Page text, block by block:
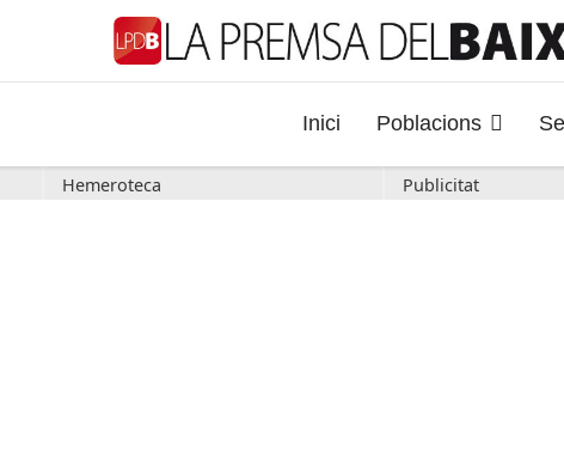
Inici Poblacions
Hemeroteca Publicitat